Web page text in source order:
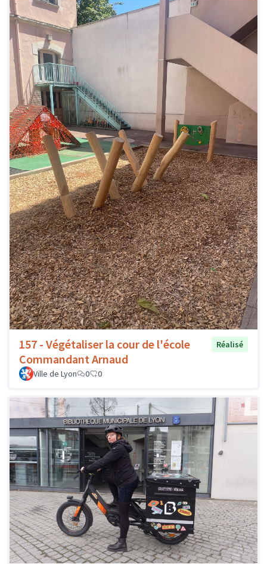
157 - Végétaliser la cour de l'école
Commandant Arnaud
Réalisé
Ville de Lyon 0 0